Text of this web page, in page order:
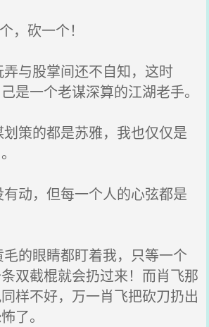
，砍一个！
与股掌间还不自知，这时
是一个老谋深算的江湖老手。
策的都是苏雅，我也仅仅是
动，但每一个人的心弦都是
的眼睛都盯着我，只等一个
双截棍就会扔过来！而肖飞那
样不好，万一肖飞把砍刀扔出
了。